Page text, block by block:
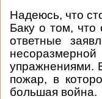
Надеюсь, что
Баку о том, что
ответные
упражнениями.
пожар, в
большая война.